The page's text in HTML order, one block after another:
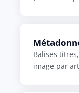
Balises
image par